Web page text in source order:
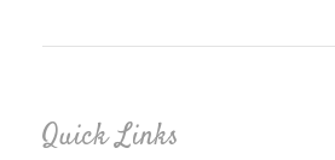
Quick Links